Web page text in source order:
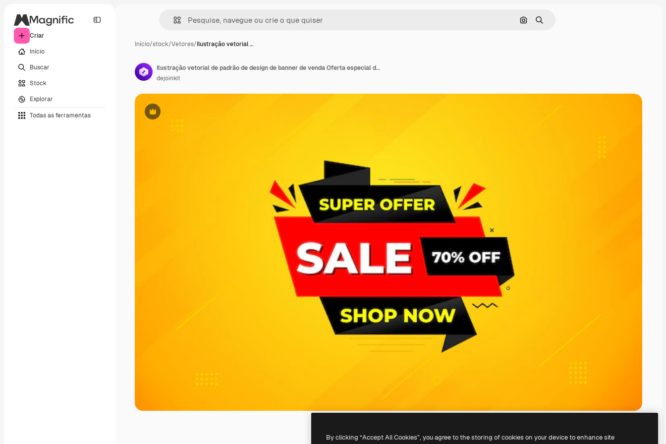
Criar
Início
Buscar
Stock
Explorar
Todas as ferramentas
Pesquisar por imagem
Buscar
Início/stock/Vetores/Ilustração vetorial …
Premium
Ilustração vetorial de padrão de design de banner de venda Oferta especial de venda Tag de venda Banner de oferta de venda
dejoinkit
By clicking “Accept All Cookies”, you agree to the storing of cookies on your device to enhance site